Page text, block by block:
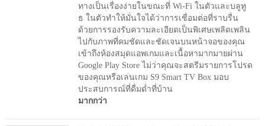
ทางเป็นเรื่องง่ายในขณะที่ Wi-Fi ในตัวและบลูทู
ธ ในตัวทำให้มั่นใจได้ว่าการเชื่อมต่อที่ราบรื่น
ด้วยการรองรับความละเอียดเป็นพิเศษเพลิดเพลิน
ไปกับภาพที่คมชัดและชัดเจนบนหน้าจอของคุณ
เข้าถึงห้องสมุดแอพเกมและเนื้อหามากมายผ่าน
Google Play Store ไม่ว่าคุณจะสตรีมรายการโปรด
ของคุณหรือเล่นเกม S9 Smart TV Box มอบ
ประสบการณ์ที่ดื่มด่ำที่บ้าน
มากกว่า